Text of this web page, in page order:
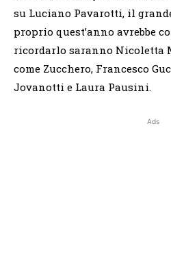
su Luciano Pavarotti, il
proprio quest’anno avrebbe
ricordarlo saranno Nicoletta
come Zucchero, Francesco
Jovanotti e Laura Pausini.
Ads